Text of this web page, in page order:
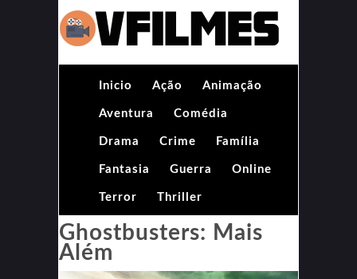
Inicio Ação Animação
Aventura Comédia
Drama Crime Família
Fantasia Guerra Online
Terror Thriller
Ghostbusters: Mais
Além